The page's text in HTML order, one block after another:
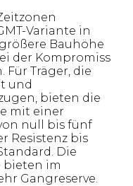
Variante in
Bauhöhe
der Kompromiss
Für Träger, die
und
bieten die
mit einer
null bis fünf
Resistenz bis
Die
bieten im
Gangreserve.